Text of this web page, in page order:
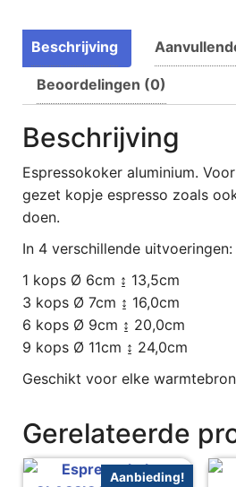
Beschrijving
Beoordelingen (0)
Beschrijving
Espressokoker aluminium.
gezet kopje espresso zoals
doen.
In 4 verschillende uitvoeringen:
1 kops Ø 6cm ↨ 13,5cm
3 kops Ø 7cm ↨ 16,0cm
6 kops Ø 9cm ↨ 20,0cm
9 kops Ø 11cm ↨ 24,0cm
Geschikt voor elke
Gerelateerde
Aanbieding!